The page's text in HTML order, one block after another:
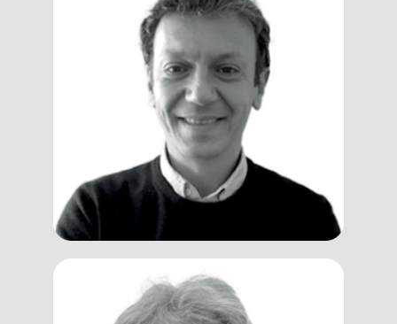
Andrea
Pucci
Trainer, Coach